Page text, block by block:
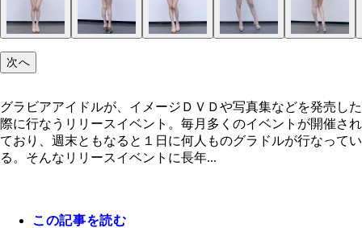
次へ
グラビアアイドルが、イメージＤＶＤや写真集などを発売した
際に行なうリリースイベント。毎月多くのイベントが開催され
ており、週末ともなると１日に何人ものグラドルが行なってい
る。そんなリリースイベントに長年...
この記事を読む